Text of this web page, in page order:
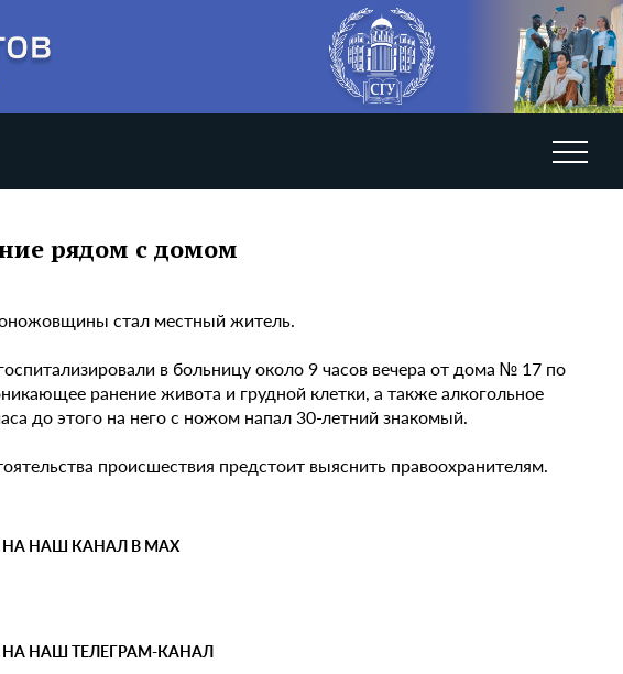
рядом с домом
стал местный житель.
в больницу около 9 часов вечера от дома № 17 по
ранение живота и грудной клетки, а также алкогольное
до этого на него с ножом напал 30-летний знакомый.
происшествия предстоит выяснить правоохранителям.
НАШ КАНАЛ В MAX
НАШ ТЕЛЕГРАМ-КАНАЛ